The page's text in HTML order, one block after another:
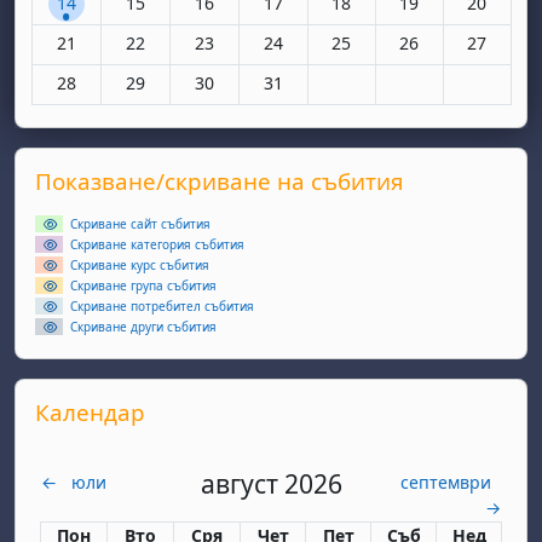
Няма събития, понеделник, 21 октомври
21 Няма събития, вторник, 22 октомври
22 Няма събития, сряда, 23 октомври
23 Няма събития, четвъртък, 24
24 Няма събития, петък, 25
25 Няма събития,
26 Няма
27
Няма събития, понеделник, 28 октомври
28 Няма събития, вторник, 29 октомври
29 Няма събития, сряда, 30 октомври
30 Няма събития, четвъртък, 31
31
Supplementary blocks
Прескочи Показване/скриване на събития
Показване/скриване на събития
Скриване сайт събития
Скриване категория събития
Скриване курс събития
Скриване група събития
Скриване потребител събития
Скриване други събития
Прескочи Календар
Календар
← юли август 2026
септември
→
Понеделник
Пон вторник
Вто сряда
Сря четвъртък
Чет петък
Пет събота
Съб неделя
Нед